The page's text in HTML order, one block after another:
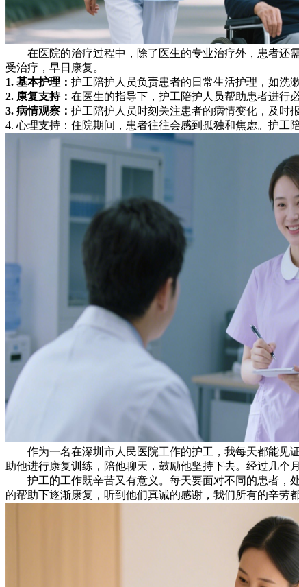
在医院的治疗过程中，除了医生的专业治疗外，患者还需
受治疗，早日康复。
1. 基本护理： 护工陪护人员负责患者的日常生活护理，如洗
2. 康复支持： 在医生的指导下，护工陪护人员帮助患者进行
3. 病情观察： 护工陪护人员时刻关注患者的病情变化，及时
4. 心理支持：住院期间，患者往往会感到孤独和焦虑。护工
作为一名在深圳市人民医院工作的护工，我每天都能见证
助他进行康复训练，陪他聊天，鼓励他坚持下去。经过几个
护工的工作既辛苦又有意义。每天要面对不同的患者，处
的帮助下逐渐康复，听到他们真诚的感谢，我们所有的辛劳